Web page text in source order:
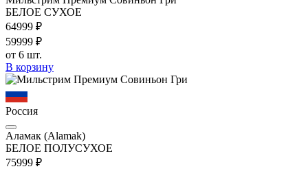
БЕЛОЕ СУХОЕ
64999 ₽
59999 ₽
от 6 шт.
В корзину
Россия
Аламак (Alamak)
БЕЛОЕ ПОЛУСУХОЕ
75999 ₽